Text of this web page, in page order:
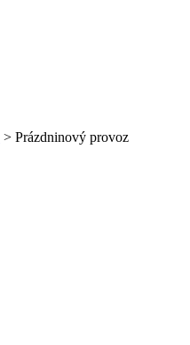
> Prázdninový provoz